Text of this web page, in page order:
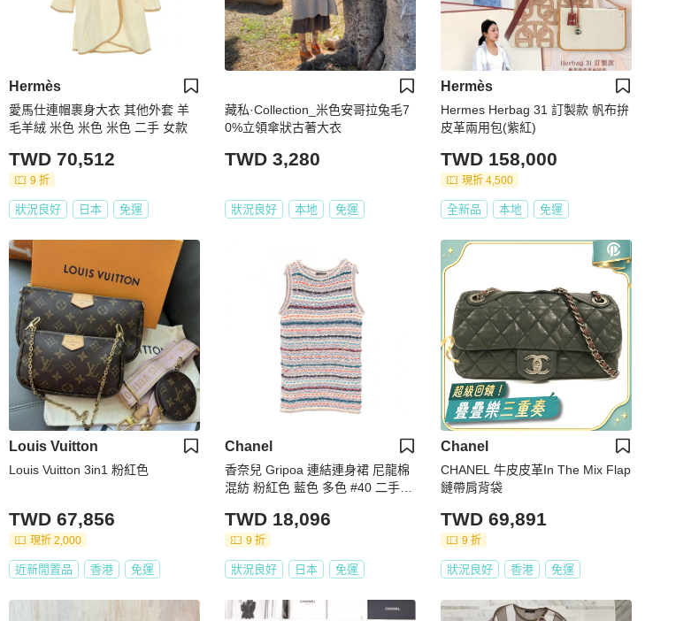
Hermès
愛馬仕連帽裹身大衣 其他外套 羊
毛羊絨 米色 米色 米色 二手 女款
TWD 70,512
9 折
狀況良好 日本 免運
藏私·Collection_米色安哥拉兔毛7
0%立領傘狀古著大衣
TWD 3,280
狀況良好 本地 免運
Hermès
Hermes Herbag 31 訂製款 帆布拚
皮革兩用包(紫紅)
TWD 158,000
現折 4,500
全新品 本地 免運
Louis Vuitton
Louis Vuitton 3in1 粉紅色
TWD 67,856
現折 2,000
近新閒置品 香港 免運
Chanel
香奈兒 Gripoa 連結連身裙 尼龍棉
混紡 粉紅色 藍色 多色 #40 二手女
TWD 18,096
9 折
狀況良好 日本 免運
Chanel
CHANEL 牛皮皮革In The Mix Flap
鏈帶肩背袋
TWD 69,891
9 折
狀況良好 香港 免運